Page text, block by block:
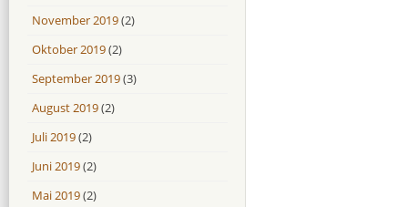
November 2019(2)
Oktober 2019(2)
September 2019(3)
August 2019(2)
Juli 2019(2)
Juni 2019(2)
Mai 2019(2)